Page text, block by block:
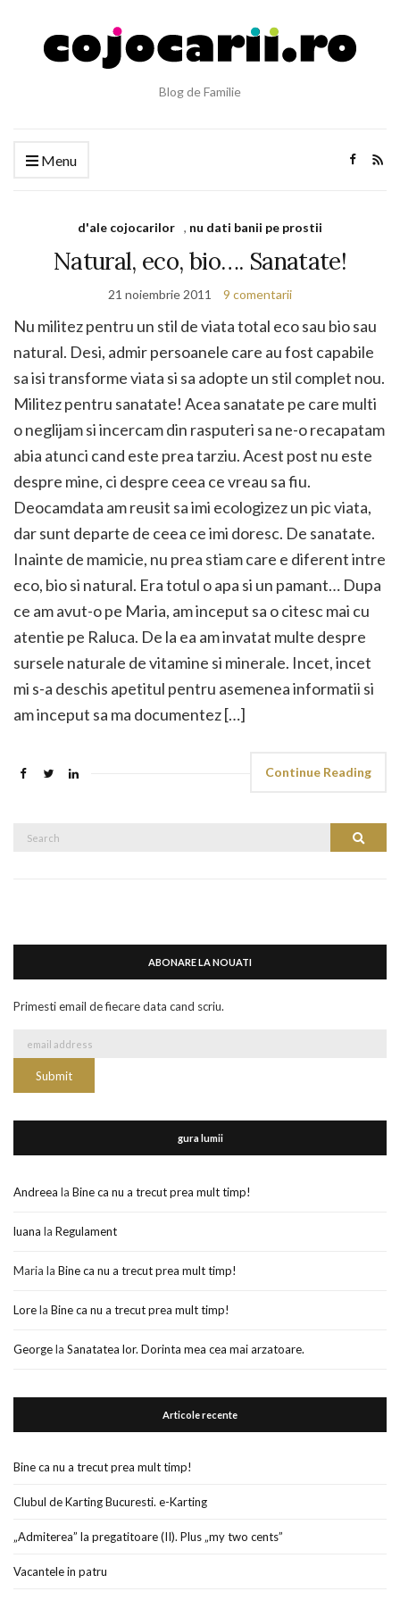
Blog de Familie
Menu
d'ale cojocarilor , nu dati banii pe prostii
Natural, eco, bio…. Sanatate!
21 noiembrie 2011 9 comentarii
Nu militez pentru un stil de viata total eco sau bio sau
natural. Desi, admir persoanele care au fost capabile
sa isi transforme viata si sa adopte un stil complet nou.
Militez pentru sanatate! Acea sanatate pe care multi
o neglijam si incercam din rasputeri sa ne-o recapatam
abia atunci cand este prea tarziu. Acest post nu este
despre mine, ci despre ceea ce vreau sa fiu.
Deocamdata am reusit sa imi ecologizez un pic viata,
dar sunt departe de ceea ce imi doresc. De sanatate.
Inainte de mamicie, nu prea stiam care e diferent intre
eco, bio si natural. Era totul o apa si un pamant… Dupa
ce am avut-o pe Maria, am inceput sa o citesc mai cu
atentie pe Raluca. De la ea am invatat multe despre
sursele naturale de vitamine si minerale. Incet, incet
mi s-a deschis apetitul pentru asemenea informatii si
am inceput sa ma documentez […]
Continue Reading
Search
ABONARE LA NOUATI
Primesti email de fiecare data cand scriu.
gura lumii
Andreea la Bine ca nu a trecut prea mult timp!
luana la Regulament
Maria la Bine ca nu a trecut prea mult timp!
Lorela Bine ca nu a trecut prea mult timp!
Georgela Sanatatea lor. Dorinta mea cea mai arzatoare.
Articole recente
Bine ca nu a trecut prea mult timp!
Clubul de Karting Bucuresti. e-Karting
„Admiterea” la pregatitoare (II). Plus „my two cents”
Vacantele in patru